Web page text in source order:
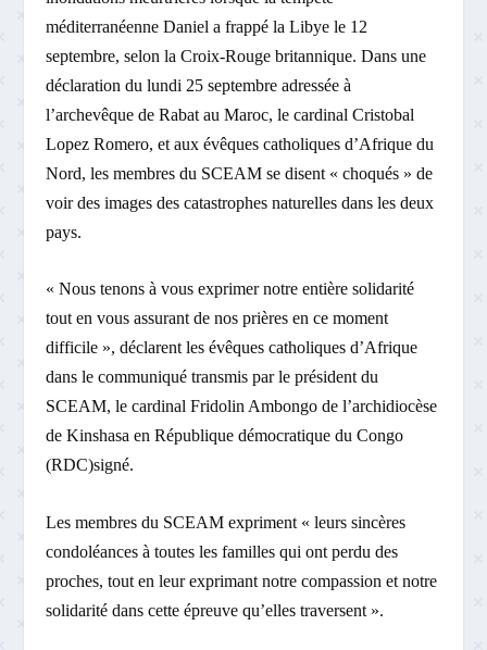
méditerranéenne Daniel a frappé la Libye le 12
septembre, selon la Croix-Rouge britannique. Dans une
déclaration du lundi 25 septembre adressée à
l’archevêque de Rabat au Maroc, le cardinal Cristobal
Lopez Romero, et aux évêques catholiques d’Afrique du
Nord, les membres du SCEAM se disent « choqués » de
voir des images des catastrophes naturelles dans les deux
pays.
« Nous tenons à vous exprimer notre entière solidarité
tout en vous assurant de nos prières en ce moment
difficile », déclarent les évêques catholiques d’Afrique
dans le communiqué transmis par le président du
SCEAM, le cardinal Fridolin Ambongo de l’archidiocèse
de Kinshasa en République démocratique du Congo
(RDC)signé.
Les membres du SCEAM expriment « leurs sincères
condoléances à toutes les familles qui ont perdu des
proches, tout en leur exprimant notre compassion et notre
solidarité dans cette épreuve qu’elles traversent ».